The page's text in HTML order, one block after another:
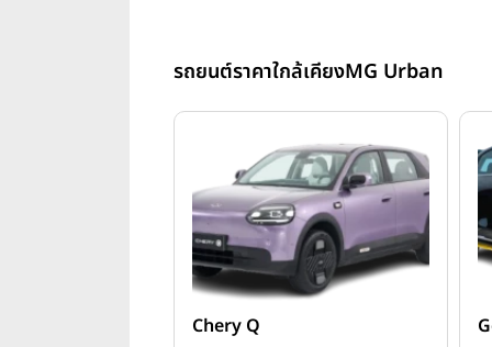
รถยนต์ราคาใกล้เคียงMG Urban
Chery Q